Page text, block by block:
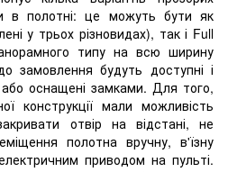
в полотні: це можуть бути як
у трьох різновидах), так і Full
типу на всю ширину
замовлення будуть доступні і
або оснащені замками. Для того,
конструкції мали можливість
отвір на відстані, не
полотна вручну, в'їзну
приводом на пульті.